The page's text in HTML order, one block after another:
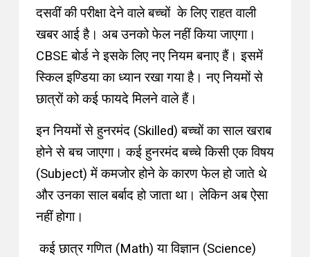
दसवीं की परीक्षा देने वाले बच्चों के लिए राहत वाली
खबर आई है। अब उनको फेल नहीं किया जाएगा।
CBSE बोर्ड ने इसके लिए नए नियम बनाए हैं। इसमें
स्किल इण्डिया का ध्यान रखा गया है। नए नियमों से
छात्रों को कई फायदे मिलने वाले हैं।
इन नियमों से हुनरमंद (Skilled) बच्चों का साल खराब
होने से बच जाएगा। कई हुनरमंद बच्चे किसी एक विषय
(Subject) में कमजोर होने के कारण फेल हो जाते थे
और उनका साल बर्बाद हो जाता था। लेकिन अब ऐसा
नहीं होगा।
कई छात्र गणित (Math) या विज्ञान (Science)